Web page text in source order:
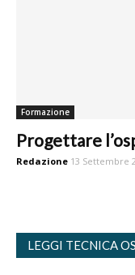
Formazione
Progettare
Redazione 13 Settembre
LEGGI TECNICA